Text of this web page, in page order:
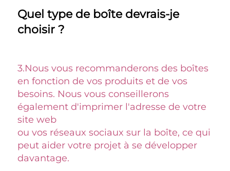
Quel type de boîte devrais-je
choisir ?
3.Nous vous recommanderons des boîtes
en fonction de vos produits et de vos
besoins. Nous vous conseillerons
également d'imprimer l'adresse de votre
site web
ou vos réseaux sociaux sur la boîte, ce qui
peut aider votre projet à se développer
davantage.